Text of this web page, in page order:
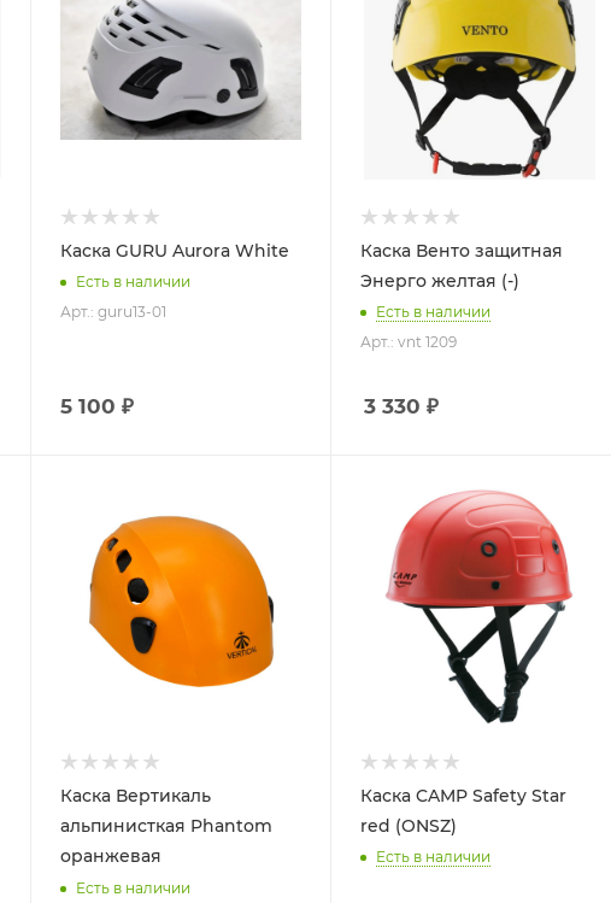
Каска GURU Aurora White
Есть в наличии
Арт.: guru13-01
5 100 ₽
Каска Венто защитная
Энерго желтая (-)
Есть в наличии
Арт.: vnt 1209
3 330 ₽
Каска Вертикаль
альпинисткая Phantom
оранжевая
Есть в наличии
Каска CAMP Safety Star
red (ONSZ)
Есть в наличии